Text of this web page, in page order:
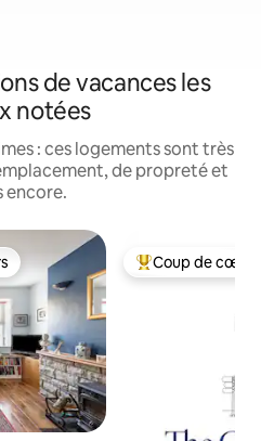
de vacances les
notées
: ces logements sont très
de propreté et
encore.
plus appréciés Coups de cœur
Coup de cœur